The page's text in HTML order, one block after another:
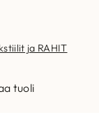
ja RAHIT
tuoli